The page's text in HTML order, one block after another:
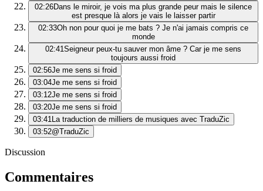
02:26Dans le miroir, je vois ma plus grande peur mais le silence
est presque là alors je vais le laisser partir
02:33Oh non pour quoi je me bats ? Je n'ai jamais compris ce
monde
02:41Seigneur peux-tu sauver mon âme ? Car je me sens
toujours aussi froid
02:56Je me sens si froid
03:04Je me sens si froid
03:12Je me sens si froid
03:20Je me sens si froid
03:41La traduction de milliers de musiques avec TraduZic
03:52@TraduZic
Discussion
Commentaires